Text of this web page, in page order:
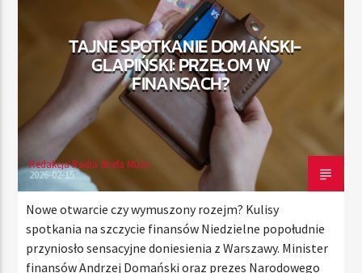
RADIO STREFA MUZY
00:00 24:00
TAJNE SPOTKANIE DOMAŃSKI-
GLAPIŃSKI: PRZEŁOM W
FINANSACH?
Redakcja Radia Strefa Muzy
2026-02-15
Nowe otwarcie czy wymuszony rozejm? Kulisy
spotkania na szczycie finansów Niedzielne popołudnie
przyniosło sensacyjne doniesienia z Warszawy. Minister
finansów Andrzej Domański oraz prezes Narodowego